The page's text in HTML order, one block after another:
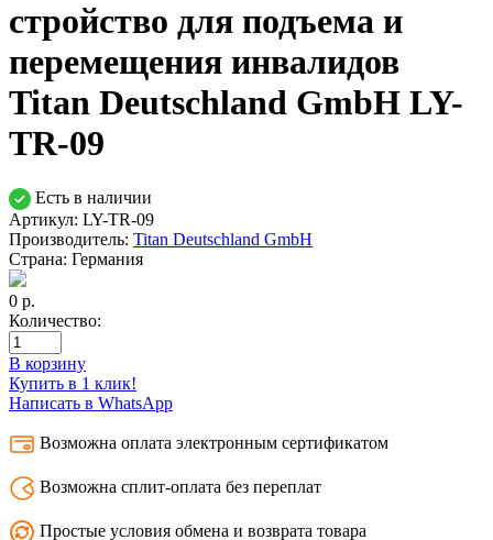
стройство для подъема и
перемещения инвалидов
Titan Deutschland GmbH LY-
TR-09
Есть в наличии
Артикул: LY-TR-09
Производитель: Titan Deutschland GmbH
Страна: Германия
0 р.
Количество:
В корзину
Купить в 1 клик!
Написать в WhatsApp
Возможна оплата электронным сертификатом
Возможна сплит-оплата без переплат
Простые условия обмена и возврата товара